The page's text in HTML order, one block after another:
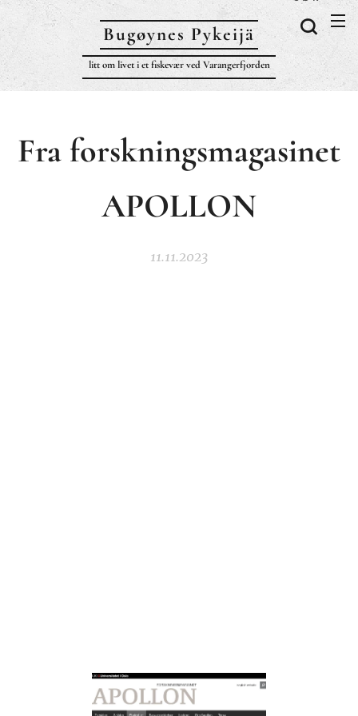
Bugøynes Pykeijä
litt om livet i et fiskevær ved Varangerfjorden
Fra forskningsmagasinet
APOLLON
11.11.2023